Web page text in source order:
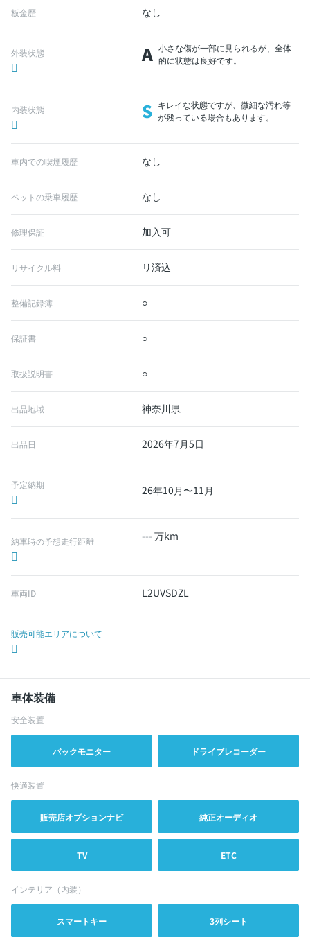
板金歴 なし
外装状態 A 小さな傷が一部に見られるが、全体
的に状態は良好です。
内装状態 S キレイな状態ですが、微細な汚れ等
が残っている場合もあります。
車内での喫煙履歴 なし
ペットの乗車履歴 なし
修理保証 加入可
リサイクル料 リ済込
整備記録簿 ○
保証書 ○
取扱説明書 ○
出品地域 神奈川県
出品日 2026年7月5日
予定納期 26年10月〜11月
納車時の予想走行距離 --- 万km
車両ID L2UVSDZL
販売可能エリアについて
車体装備
安全装置
バックモニター ドライブレコーダー
快適装置
販売店オプションナビ 純正オーディオ
TV ETC
インテリア（内装）
スマートキー 3列シート